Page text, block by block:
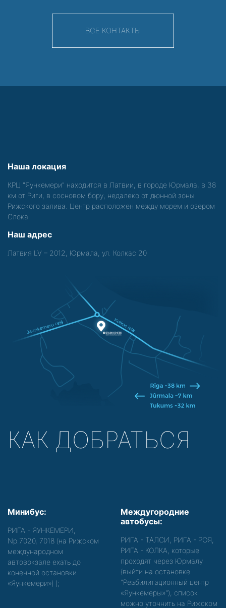
ВСЕ КОНТАКТЫ
Наша локация
КРЦ "Яункемери" находится в Латвии, в городе Юрмала, в 38
км от Риги, в сосновом бору, недалеко от дюнной зоны
Рижского залива. Центр расположен между морем и озером
Слока.
Наш адрес
Латвия LV – 2012, Юрмала, ул. Колкас 20
КАК ДОБРАТЬСЯ
Минибус:
РИГА - ЯУНКЕМЕРИ,
Nр.7020, 7018 (на Рижском
международном
автовокзале ехать до
конечной остановки
«Яункемери») );
Междугородние
автобусы:
РИГА - ТАЛСИ, РИГА - РОЯ,
РИГА - КОЛКА, которые
проходят через Юрмалу
(выйти на остановке
"Реабилитационный центр
«Яункемеры»"), список
можно уточнить на Рижском